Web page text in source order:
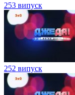
253 випуск
252 випуск